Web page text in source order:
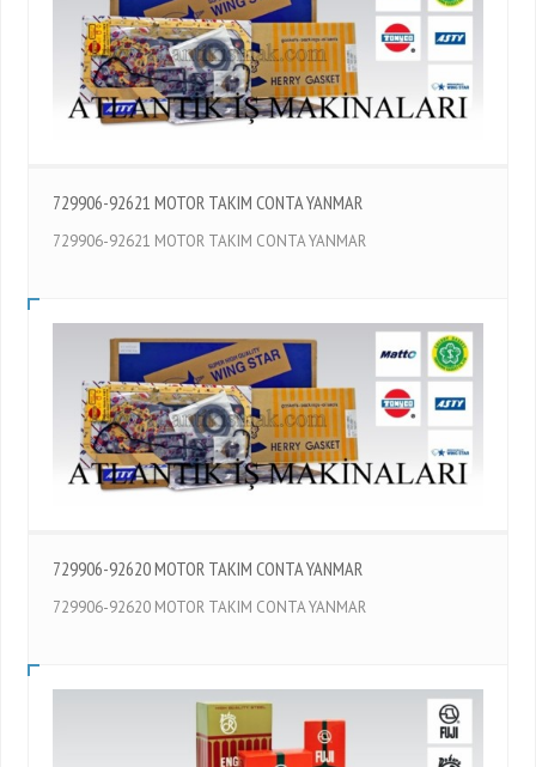
729906-92621 MOTOR TAKIM CONTA YANMAR
729906-92621 MOTOR TAKIM CONTA YANMAR
729906-92620 MOTOR TAKIM CONTA YANMAR
729906-92620 MOTOR TAKIM CONTA YANMAR